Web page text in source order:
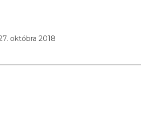
októbra 2018